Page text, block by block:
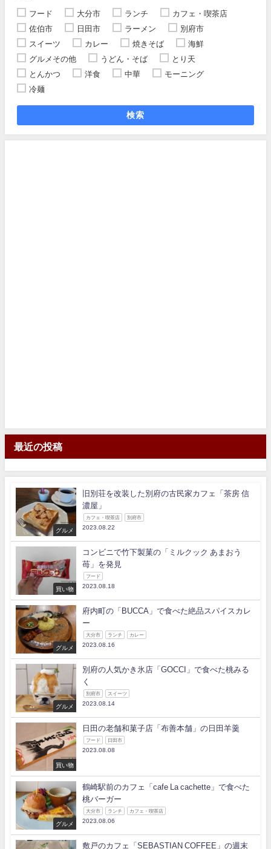
フード 大分市 ランチ
カフェ・喫茶店
佐伯市
日田市 ラーメン
別府市
スイーツ
カレー 焼きそば
海鮮
グルメその他
うどん・そば
とり天
とんかつ
洋食 中華
モーニング
冷麺
検索
最近の投稿
グルメ
旧別荘を改装した別府の古民家カフェ「茶房 信
濃屋」
カフェ・喫茶店 別府市
2023.08.22
買い物
コンビニで竹下製菓の「ミルクック あまおう
苺」を発見
フード
2023.08.18
グルメ
府内町の「BUCCA」で食べた絶品スパイスカレ
ー
大分市 ランチ カレー
2023.08.16
グルメ
別府の人気かき氷店「GOCCI」で食べた桃みる
く
別府市 スイーツ
2023.08.14
買い物
日田の老舗和菓子店「布善本舗」の日田羊羹
フード 日田市
2023.08.08
グルメ
鶴崎駅前のカフェ「cafe La cachette」で食べた
桃バーガー
大分市 ランチ カフェ・喫茶店
2023.08.06
敷戸のカフェ「SEBASTIAN COFFEE」の週末